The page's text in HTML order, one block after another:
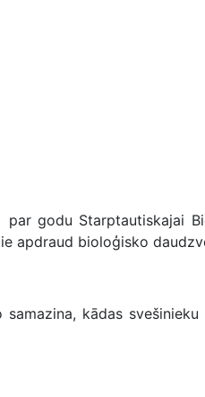
godu Starptautiskajai
apdraud bioloģisko
kādas svešinieku